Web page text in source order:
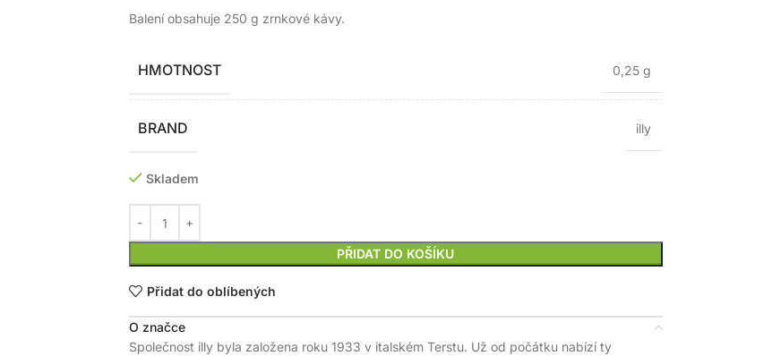
Balení obsahuje 250 g zrnkové kávy.
HMOTNOST 0,25 g
BRAND illy
Skladem
PŘIDAT DO KOŠÍKU
Přidat do oblíbených
O značce
Společnost illy byla založena roku 1933 v italském Terstu. Už od počátku nabízí ty